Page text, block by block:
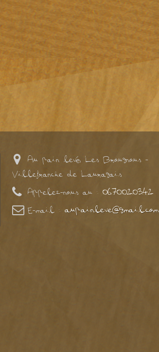
Au pain levé, Les Brougnous -
Villefranche de Lauragais
Appelez-nous au : 06.70.02.03.42
E-mail : aupainleve@gmail.com